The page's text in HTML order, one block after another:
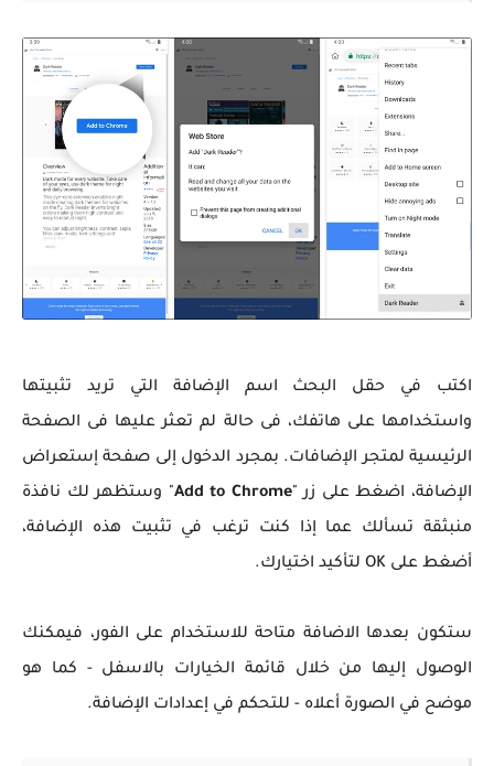
اكتب في حقل البحث اسم الإضافة التي تريد تثبيتها
واستخدامها على هاتفك، فى حالة لم تعثر عليها فى الصفحة
الرئيسية لمتجر الإضافات. بمجرد الدخول إلى صفحة إستعراض
الإضافة، اضغط على زر "Add to Chrome" وستظهر لك نافذة
منبثقة تسألك عما إذا كنت ترغب في تثبيت هذه الإضافة،
أضغط على OK لتأكيد اختيارك.
ستكون بعدها الاضافة متاحة للاستخدام على الفور، فيمكنك
الوصول إليها من خلال قائمة الخيارات بالاسفل - كما هو
موضح في الصورة أعلاه - للتحكم في إعدادات الإضافة.